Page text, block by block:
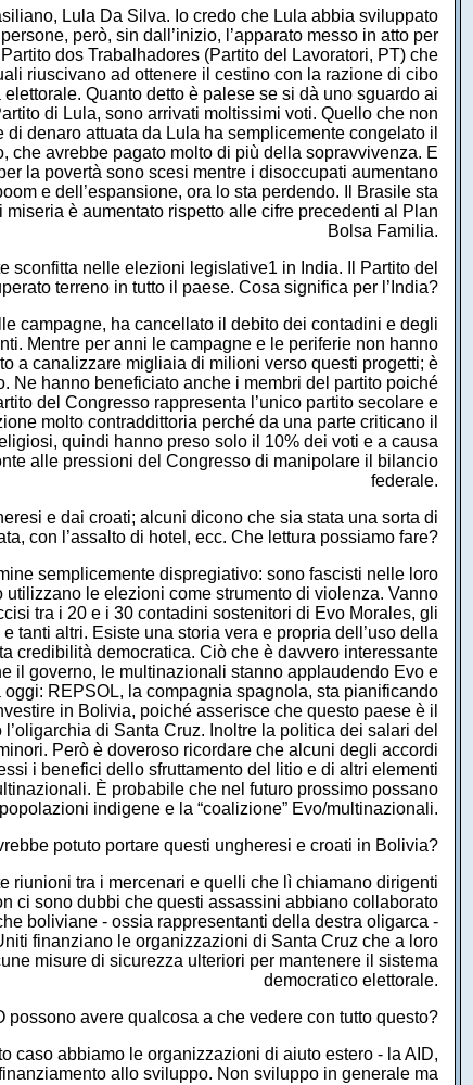
Lula Da Silva. Io credo che Lula abbia sviluppato
però, sin dall’inizio, l’apparato messo in atto per
dos Trabalhadores (Partito del Lavoratori, PT) che
riuscivano ad ottenere il cestino con la razione di cibo
Quanto detto è palese se si dà uno sguardo ai
di Lula, sono arrivati moltissimi voti. Quello che non
denaro attuata da Lula ha semplicemente congelato il
che avrebbe pagato molto di più della sopravvivenza. E
la povertà sono scesi mentre i disoccupati aumentano
e dell’espansione, ora lo sta perdendo. Il Brasile sta
è aumentato rispetto alle cifre precedenti al Plan
Bolsa Familia.
sconfitta nelle elezioni legislative1 in India. Il Partito del
terreno in tutto il paese. Cosa significa per l’India?
campagne, ha cancellato il debito dei contadini e degli
Mentre per anni le campagne e le periferie non hanno
a canalizzare migliaia di milioni verso questi progetti; è
Ne hanno beneficiato anche i membri del partito poiché
del Congresso rappresenta l’unico partito secolare e
molto contraddittoria perché da una parte criticano il
quindi hanno preso solo il 10% dei voti e a causa
alle pressioni del Congresso di manipolare il bilancio
federale.
e dai croati; alcuni dicono che sia stata una sorta di
con l’assalto di hotel, ecc. Che lettura possiamo fare?
semplicemente dispregiativo: sono fascisti nelle loro
le elezioni come strumento di violenza. Vanno
tra i 20 e i 30 contadini sostenitori di Evo Morales, gli
tanti altri. Esiste una storia vera e propria dell’uso della
credibilità democratica. Ciò che è davvero interessante
il governo, le multinazionali stanno applaudendo Evo e
REPSOL, la compagnia spagnola, sta pianificando
in Bolivia, poiché asserisce che questo paese è il
di Santa Cruz. Inoltre la politica dei salari del
Però è doveroso ricordare che alcuni degli accordi
i benefici dello sfruttamento del litio e di altri elementi
È probabile che nel futuro prossimo possano
indigene e la “coalizione” Evo/multinazionali.
potuto portare questi ungheresi e croati in Bolivia?
riunioni tra i mercenari e quelli che lì chiamano dirigenti
ci sono dubbi che questi assassini abbiano collaborato
boliviane - ossia rappresentanti della destra oligarca -
finanziano le organizzazioni di Santa Cruz che a loro
misure di sicurezza ulteriori per mantenere il sistema
democratico elettorale.
possono avere qualcosa a che vedere con tutto questo?
caso abbiamo le organizzazioni di aiuto estero - la AID,
allo sviluppo. Non sviluppo in generale ma